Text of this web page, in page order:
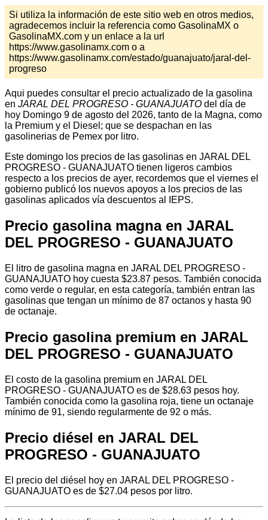
Si utiliza la información de este sitio web en otros medios,
agradecemos incluir la referencia como GasolinaMX o
GasolinaMX.com y un enlace a la url
https://www.gasolinamx.com o a
https://www.gasolinamx.com/estado/guanajuato/jaral-del-
progreso
Aqui puedes consultar el precio actualizado de la gasolina
en JARAL DEL PROGRESO - GUANAJUATO del día de
hoy Domingo 9 de agosto del 2026, tanto de la Magna, como
la Premium y el Diesel; que se despachan en las
gasolinerias de Pemex por litro.
Este domingo los precios de las gasolinas en JARAL DEL
PROGRESO - GUANAJUATO tienen ligeros cambios
respecto a los precios de ayer, recordemos que el viernes el
gobierno publicó los nuevos apoyos a los precios de las
gasolinas aplicados vía descuentos al IEPS.
Precio gasolina magna en JARAL
DEL PROGRESO - GUANAJUATO
El litro de gasolina magna en JARAL DEL PROGRESO -
GUANAJUATO hoy cuesta $23.87 pesos. También conocida
como verde o regular, en esta categoría, también entran las
gasolinas que tengan un mínimo de 87 octanos y hasta 90
de octanaje.
Precio gasolina premium en JARAL
DEL PROGRESO - GUANAJUATO
El costo de la gasolina premium en JARAL DEL
PROGRESO - GUANAJUATO es de $28.63 pesos hoy.
También conocida como la gasolina roja, tiene un octanaje
mínimo de 91, siendo regularmente de 92 o más.
Precio diésel en JARAL DEL
PROGRESO - GUANAJUATO
El precio del diésel hoy en JARAL DEL PROGRESO -
GUANAJUATO es de $27.04 pesos por litro.